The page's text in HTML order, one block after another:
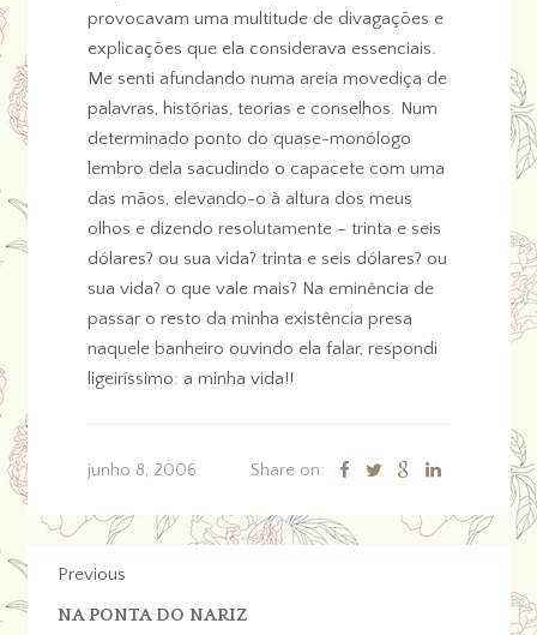
provocavam uma multitude de divagações e
explicações que ela considerava essenciais.
Me senti afundando numa areia movediça de
palavras, histórias, teorias e conselhos. Num
determinado ponto do quase-monólogo
lembro dela sacudindo o capacete com uma
das mãos, elevando-o à altura dos meus
olhos e dizendo resolutamente – trinta e seis
dólares? ou sua vida? trinta e seis dólares? ou
sua vida? o que vale mais? Na eminência de
passar o resto da minha existência presa
naquele banheiro ouvindo ela falar, respondi
ligeiríssimo: a minha vida!!
junho 8, 2006 Share on:
Previous
NA PONTA DO NARIZ